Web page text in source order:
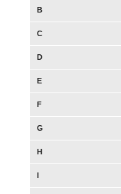
B
C
D
E
F
G
H
I